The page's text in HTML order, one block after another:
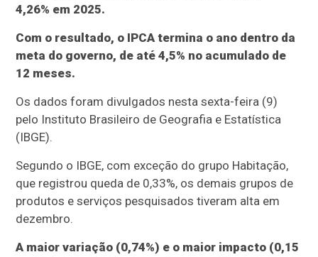
4,26% em 2025.
Com o resultado, o IPCA termina o ano dentro da
meta do governo, de até 4,5% no acumulado de
12 meses.
Os dados foram divulgados nesta sexta-feira (9)
pelo Instituto Brasileiro de Geografia e Estatística
(IBGE).
Segundo o IBGE, com exceção do grupo Habitação,
que registrou queda de 0,33%, os demais grupos de
produtos e serviços pesquisados tiveram alta em
dezembro.
A maior variação (0,74%) e o maior impacto (0,15